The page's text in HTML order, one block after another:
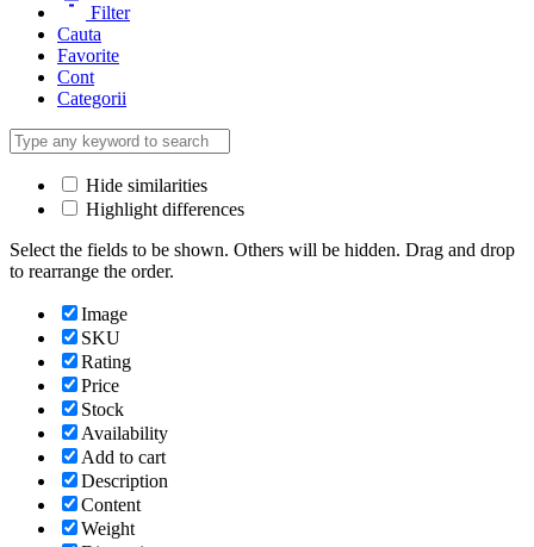
Filter
Cauta
Favorite
Cont
Categorii
Hide similarities
Highlight differences
Select the fields to be shown. Others will be hidden. Drag and drop
to rearrange the order.
Image
SKU
Rating
Price
Stock
Availability
Add to cart
Description
Content
Weight